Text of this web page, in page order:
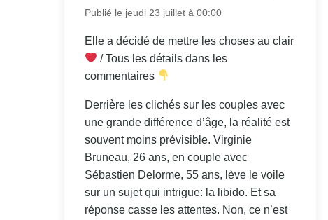
Publié le jeudi 23 juillet à 00:00
Elle a décidé de mettre les choses au clair
/ Tous les détails dans les
commentaires
Derrière les clichés sur les couples avec
une grande différence d’âge, la réalité est
souvent moins prévisible. Virginie
Bruneau, 26 ans, en couple avec
Sébastien Delorme, 55 ans, lève le voile
sur un sujet qui intrigue: la libido. Et sa
réponse casse les attentes. Non, ce n’est